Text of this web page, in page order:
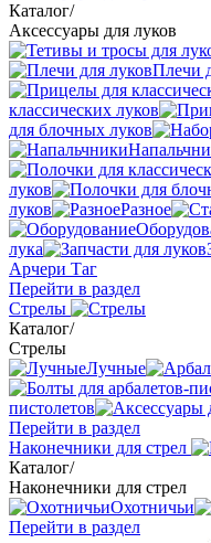
Каталог/
Аксессуары для луков
Плечи
классических луков
для блочных луков
луков
луков
Разное
лука
Арчери Таг
Перейти в раздел
Стрелы
Каталог/
Стрелы
Лучные
пистолетов
Перейти в раздел
Наконечники для стрел
Каталог/
Наконечники для стрел
Охотничьи
Перейти в раздел